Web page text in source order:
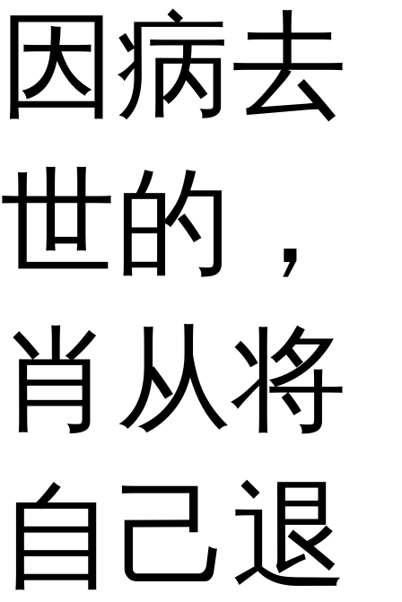
因病去
世的，
肖从将
自己退